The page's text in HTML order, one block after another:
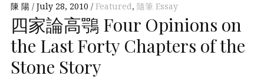
陳 陽 July 28, 2010 Featured, 隨筆 Essay
四家論高鶚 Four Opinions on
the Last Forty Chapters of the
Stone Story